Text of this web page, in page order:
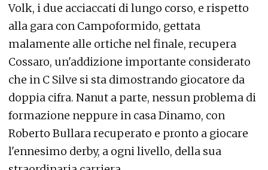
Volk, i due acciaccati di lungo corso, e rispetto
alla gara con Campoformido, gettata
malamente alle ortiche nel finale, recupera
Cossaro, un'addizione importante considerato
che in C Silve si sta dimostrando giocatore da
doppia cifra. Nanut a parte, nessun problema di
formazione neppure in casa Dinamo, con
Roberto Bullara recuperato e pronto a giocare
l'ennesimo derby, a ogni livello, della sua